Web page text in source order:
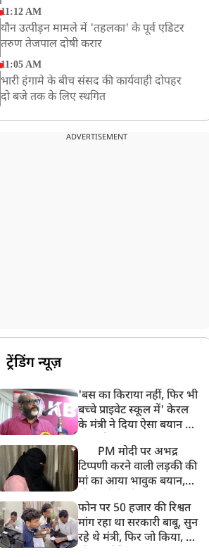
11:12 AM
यौन उत्पीड़न मामले में 'तहलका' के पूर्व एडिटर
तरुण तेजपाल दोषी करार
11:05 AM
भारी हंगामे के बीच संसद की कार्यवाही दोपहर
दो बजे तक के लिए स्थगित
झारखंड: JPSC परीक्षा धांधली मामले में और
ADVERTISEMENT
ट्रेंडिंग न्यूज़
'बस का किराया नहीं, फिर भी
बच्चे प्राइवेट स्कूल में' केरल
के मंत्री ने दिया ऐसा बयान की
PM मोदी पर अभद्र
टिप्पणी करने वाली लड़की की
मां का आया भावुक बयान,
बेटी को गोद लें प्रधानमंत्री
फोन पर 50 हजार की रिश्वत
मांग रहा था सरकारी बाबू, सुन
रहे थे मंत्री, फिर जो किया, वो